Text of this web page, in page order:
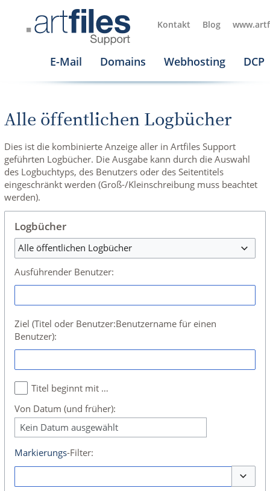
Kontakt Blog
E-Mail Domains Webhosting DCP
Alle öffentlichen Logbücher
Dies ist die kombinierte Anzeige aller in Artfiles Support
geführten Logbücher. Die Ausgabe kann durch die Auswahl
des Logbuchtyps, des Benutzers oder des Seitentitels
eingeschränkt werden (Groß-/Kleinschreibung muss beachtet
werden).
Logbücher
Alle öffentlichen Logbücher
Ausführender Benutzer:
Ziel (Titel oder Benutzer:Benutzername für einen
Benutzer):
Titel beginnt mit …
Von Datum (und früher):
Kein Datum ausgewählt
Markierungs-Filter: